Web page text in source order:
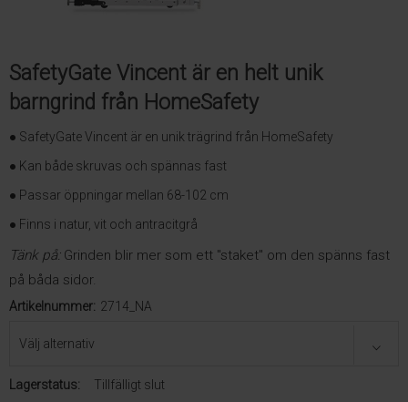
SafetyGate Vincent är en helt unik
barngrind från HomeSafety
● SafetyGate Vincent är en unik trägrind från HomeSafety
● Kan både skruvas och spännas fast
● Passar öppningar mellan 68-102 cm
● Finns i natur, vit och antracitgrå
Tänk på:Grinden blir mer som ett "staket" om den spänns fast
på båda sidor.
Artikelnummer: 2714_NA
Lagerstatus: Tillfälligt slut